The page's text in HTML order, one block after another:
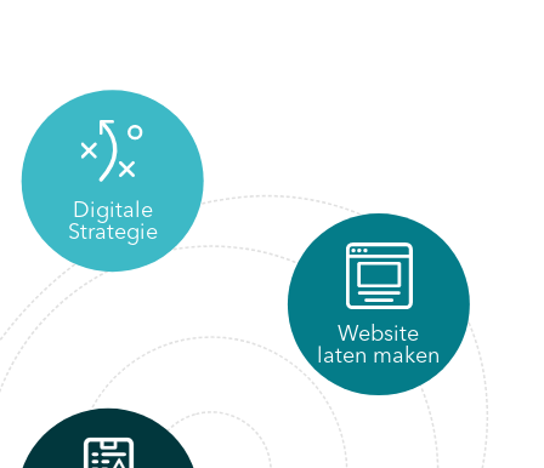
Digitale
Strategie
Website
laten maken